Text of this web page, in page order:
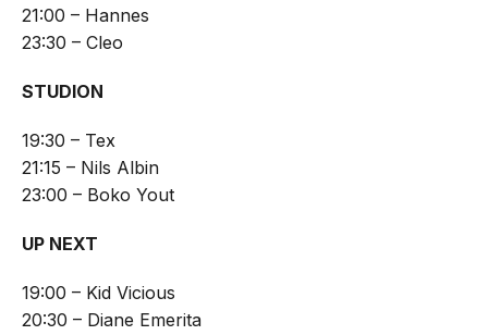
21:00 – Hannes
23:30 – Cleo
STUDION
19:30 – Tex
21:15 – Nils Albin
23:00 – Boko Yout
UP NEXT
19:00 – Kid Vicious
20:30 – Diane Emerita